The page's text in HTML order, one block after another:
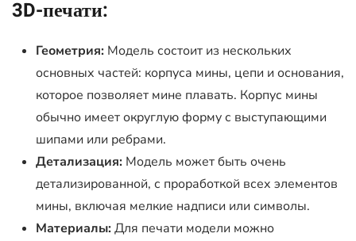
3D-печати:
Геометрия: Модель состоит из нескольких
основных частей: корпуса мины, цепи и основания,
которое позволяет мине плавать. Корпус мины
обычно имеет округлую форму с выступающими
шипами или ребрами.
Детализация: Модель может быть очень
детализированной, с проработкой всех элементов
мины, включая мелкие надписи или символы.
Материалы:Для печати модели можно